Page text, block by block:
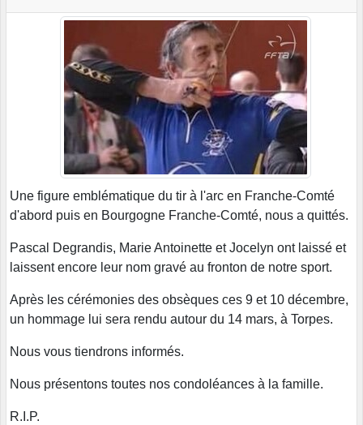
Une figure emblématique du tir à l'arc en Franche-Comté
d'abord puis en Bourgogne Franche-Comté, nous a quittés.
Pascal Degrandis, Marie Antoinette et Jocelyn ont laissé et
laissent encore leur nom gravé au fronton de notre sport.
Après les cérémonies des obsèques ces 9 et 10 décembre,
un hommage lui sera rendu autour du 14 mars, à Torpes.
Nous vous tiendrons informés.
Nous présentons toutes nos condoléances à la famille.
R.I.P.